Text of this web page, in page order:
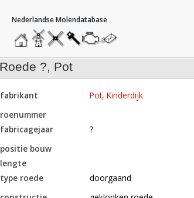
hoofdmenu
homemolendatabase
roedendatabase
assendatabase
motorendatabase
stuur
een
bericht
roede ?, Pot
fabrikant
Pot, Kinderdijk
roenummer
fabricagejaar
?
positie bouw
lengte
type roede
doorgaand